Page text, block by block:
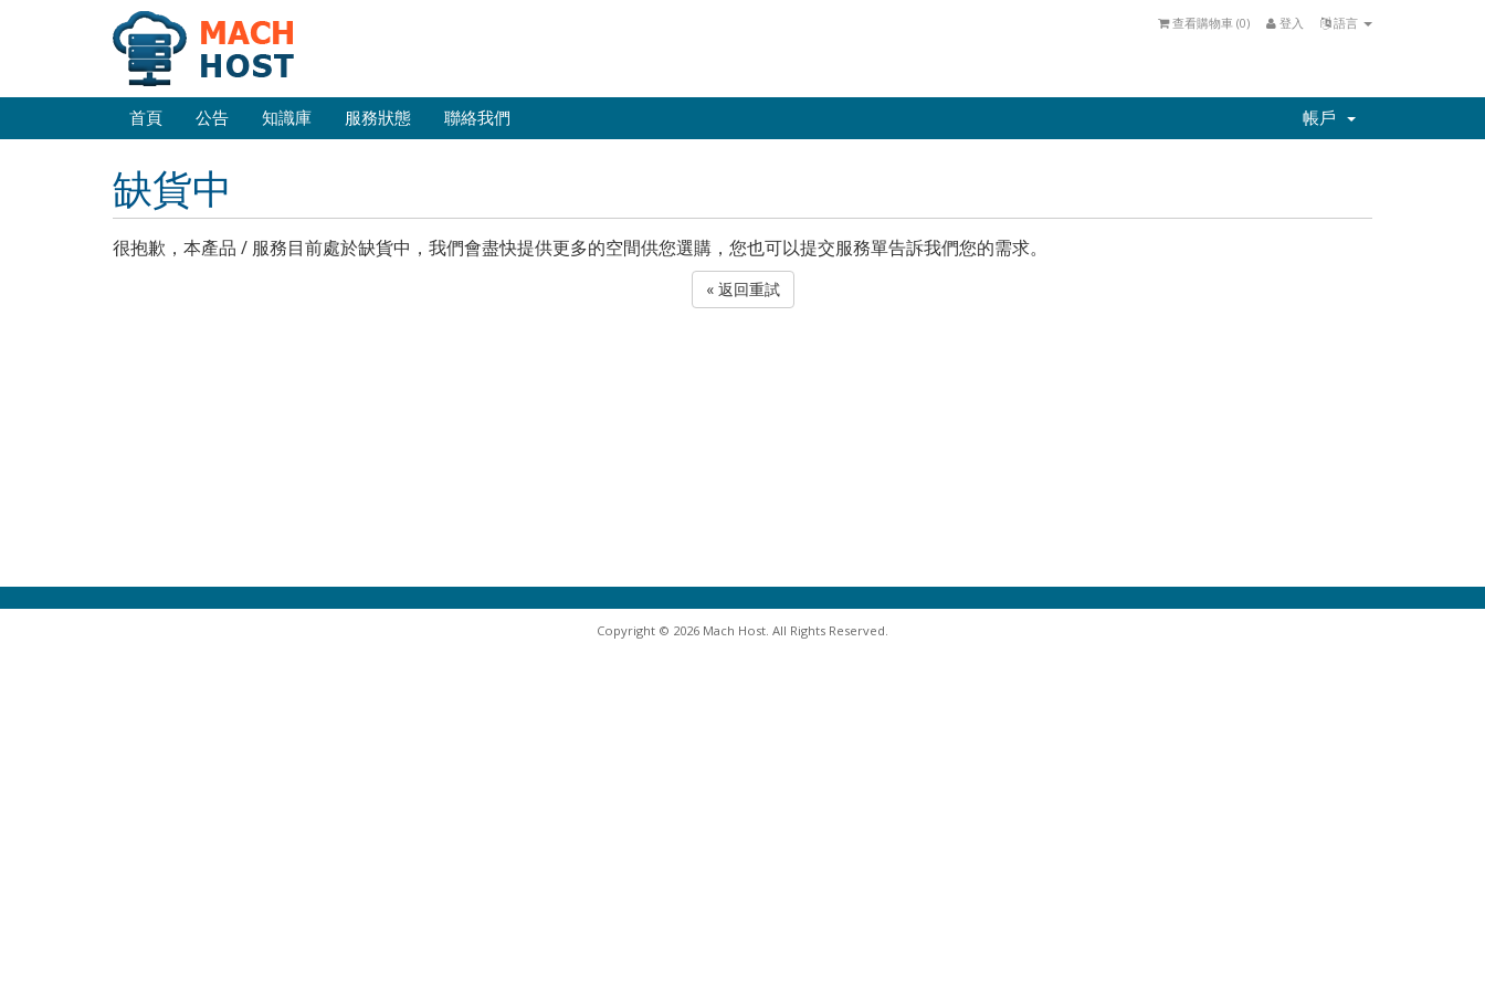
語言
登入
查看購物車 (0)
首頁 公告 知識庫 服務狀態 聯絡我們 帳戶
缺貨中
很抱歉，本產品 / 服務目前處於缺貨中，我們會盡快提供更多的空間供您選購，您也可以提交服務單告訴我們您的需求。
« 返回重試
Copyright © 2026 Mach Host. All Rights Reserved.